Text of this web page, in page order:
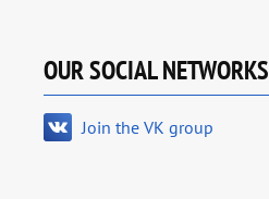
OUR SOCIAL NETWORKS
Join the VK group